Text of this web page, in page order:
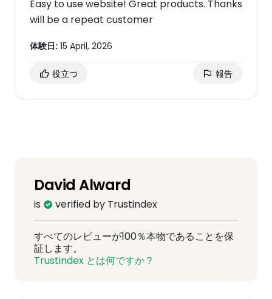
Easy to use website! Great products. Thanks
will be a repeat customer
体験日: 15 April, 2026
役立つ 報告
David Alward
is verified by Trustindex
すべてのレビューが100％本物であることを保
証します。
Trustindex とは何ですか？